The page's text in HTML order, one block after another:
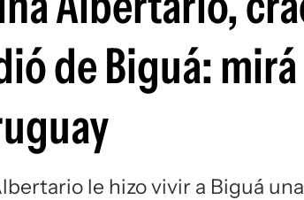
de Biguá:
le hizo vivir a Biguá